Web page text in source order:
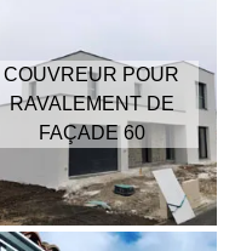
COUVREUR POUR
RAVALEMENT DE
FAÇADE 60